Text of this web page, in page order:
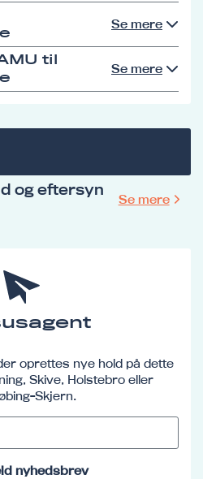
Se mere
til
Se mere
og eftersyn
Se mere
oprettes nye hold på dette
Skive, Holstebro eller
Skjern.
nyhedsbrev